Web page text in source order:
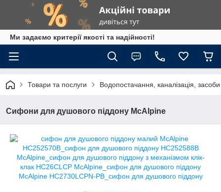
Ми задаємо критерії якості та надійності!
Товари та послуги Водопостачання, каналізація,
Сифони для душового піддону McAlpine